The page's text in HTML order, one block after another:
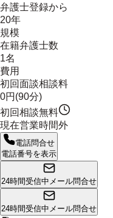
弁護士登録から
20年
規模
在籍弁護士数
1名
費用
初回面談相談料
0円(90分)
初回相談無料
現在営業時間外
電話問合せ
電話番号を表示
24時間受信中 メール問合せ
24時間受信中 メール問合せ